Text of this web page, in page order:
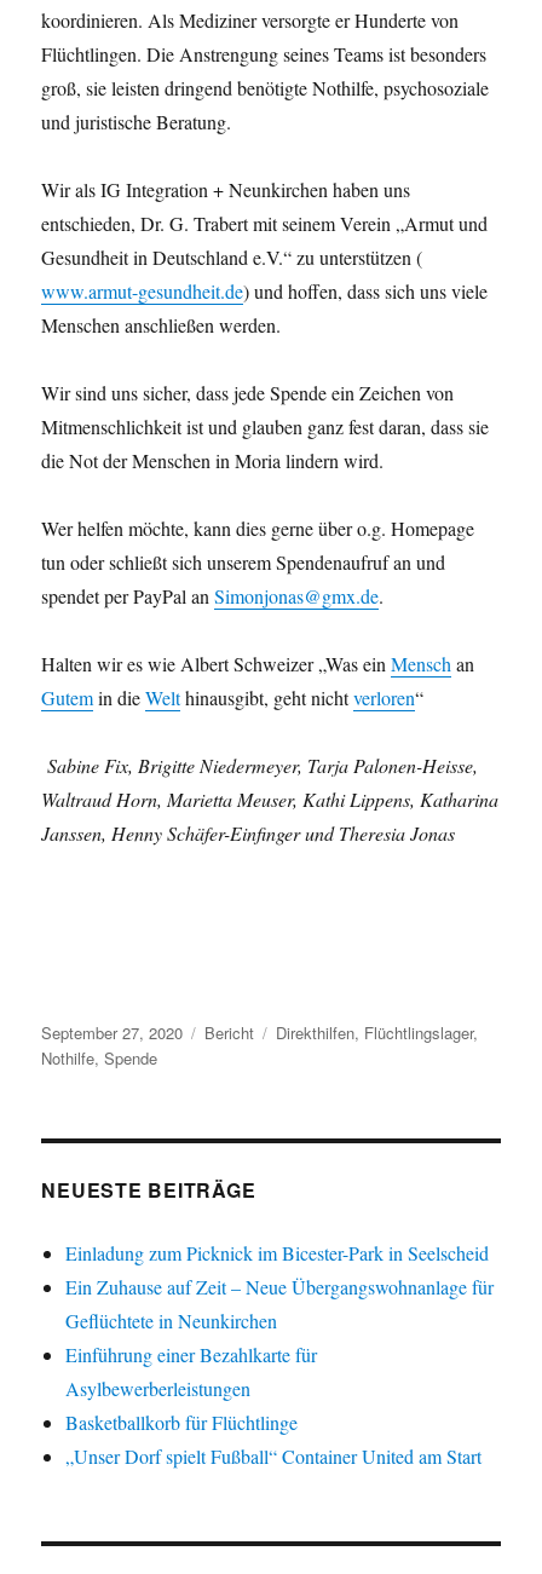
koordinieren. Als Mediziner versorgte er Hunderte von
Flüchtlingen. Die Anstrengung seines Teams ist besonders
groß, sie leisten dringend benötigte Nothilfe, psychosoziale
und juristische Beratung.
Wir als IG Integration + Neunkirchen haben uns
entschieden, Dr. G. Trabert mit seinem Verein „Armut und
Gesundheit in Deutschland e.V.“ zu unterstützen (
www.armut-gesundheit.de) und hoffen, dass sich uns viele
Menschen anschließen werden.
Wir sind uns sicher, dass jede Spende ein Zeichen von
Mitmenschlichkeit ist und glauben ganz fest daran, dass sie
die Not der Menschen in Moria lindern wird.
Wer helfen möchte, kann dies gerne über o.g. Homepage
tun oder schließt sich unserem Spendenaufruf an und
spendet per PayPal anSimonjonas@gmx.de.
Halten wir es wie Albert Schweizer „Was einMensch an
Gutemin dieWelthinausgibt, geht nichtverloren“
Sabine Fix, Brigitte Niedermeyer, Tarja Palonen-Heisse,
Waltraud Horn, Marietta Meuser, Kathi Lippens, Katharina
Janssen, Henny Schäfer-Einfinger und Theresia Jonas
Veröffentlicht
am
September 27, 2020 Kategorien
Bericht Schlagwörter
Direkthilfen, Flüchtlingslager,
Nothilfe,Spende
NEUESTE BEITRÄGE
Einladung zum Picknick im Bicester-Park in Seelscheid
Ein Zuhause auf Zeit – Neue Übergangswohnanlage für
Geflüchtete in Neunkirchen
Einführung einer Bezahlkarte für
Asylbewerberleistungen
Basketballkorb für Flüchtlinge
„Unser Dorf spielt Fußball“ Container United am Start